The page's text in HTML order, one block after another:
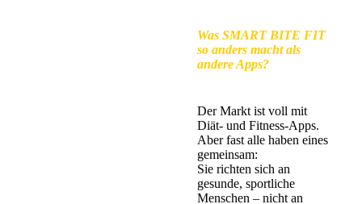
Was SMART BITE FIT
so anders macht als
andere Apps?
Der Markt ist voll mit
Diät- und Fitness-Apps.
Aber fast alle haben eines
gemeinsam:
Sie richten sich an
gesunde, sportliche
Menschen – nicht an